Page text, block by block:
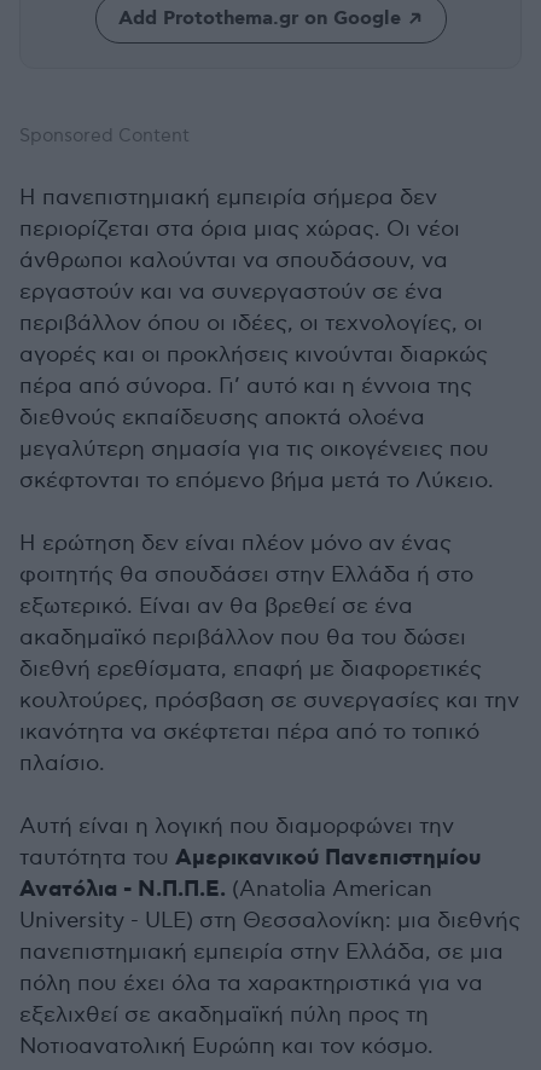
Add Protothema.gr on Google
Sponsored Content
Η πανεπιστημιακή εμπειρία σήμερα δεν
περιορίζεται στα όρια μιας χώρας. Οι νέοι
άνθρωποι καλούνται να σπουδάσουν, να
εργαστούν και να συνεργαστούν σε ένα
περιβάλλον όπου οι ιδέες, οι τεχνολογίες, οι
αγορές και οι προκλήσεις κινούνται διαρκώς
πέρα από σύνορα. Γι’ αυτό και η έννοια της
διεθνούς εκπαίδευσης αποκτά ολοένα
μεγαλύτερη σημασία για τις οικογένειες που
σκέφτονται το επόμενο βήμα μετά το Λύκειο.
Η ερώτηση δεν είναι πλέον μόνο αν ένας
φοιτητής θα σπουδάσει στην Ελλάδα ή στο
εξωτερικό. Είναι αν θα βρεθεί σε ένα
ακαδημαϊκό περιβάλλον που θα του δώσει
διεθνή ερεθίσματα, επαφή με διαφορετικές
κουλτούρες, πρόσβαση σε συνεργασίες και την
ικανότητα να σκέφτεται πέρα από το τοπικό
πλαίσιο.
Αυτή είναι η λογική που διαμορφώνει την
ταυτότητα του Αμερικανικού Πανεπιστημίου
Ανατόλια - Ν.Π.Π.Ε. (Anatolia American
University - ULE) στη Θεσσαλονίκη: μια διεθνής
πανεπιστημιακή εμπειρία στην Ελλάδα, σε μια
πόλη που έχει όλα τα χαρακτηριστικά για να
εξελιχθεί σε ακαδημαϊκή πύλη προς τη
Νοτιοανατολική Ευρώπη και τον κόσμο.